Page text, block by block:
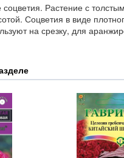
Растение с
Соцветия в виде
на срезку, для